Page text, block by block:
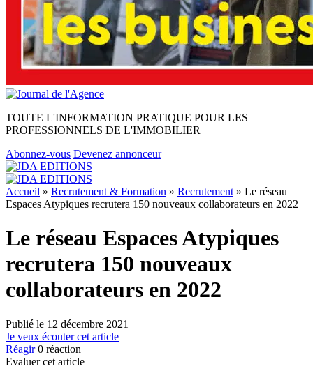
TOUTE L'INFORMATION PRATIQUE POUR LES
PROFESSIONNELS DE L'IMMOBILIER
Abonnez-vous Devenez annonceur
Accueil » Recrutement & Formation » Recrutement » Le réseau
Espaces Atypiques recrutera 150 nouveaux collaborateurs en 2022
Le réseau Espaces Atypiques
recrutera 150 nouveaux
collaborateurs en 2022
Publié le 12 décembre 2021
Je veux écouter cet article
Réagir 0 réaction
Evaluer cet article